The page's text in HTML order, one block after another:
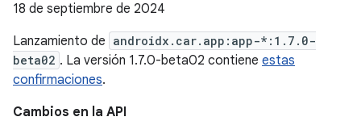
18 de septiembre de 2024
Lanzamiento de androidx.car.app:app-*:1.7.0-
beta02 . La versión 1.7.0-beta02 contiene estas
confirmaciones.
Cambios en la API